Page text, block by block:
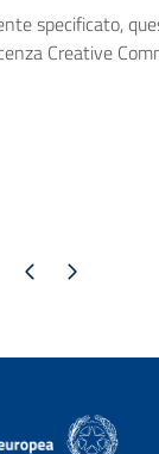
specificato,
Creative
precedente
Pagina successiva